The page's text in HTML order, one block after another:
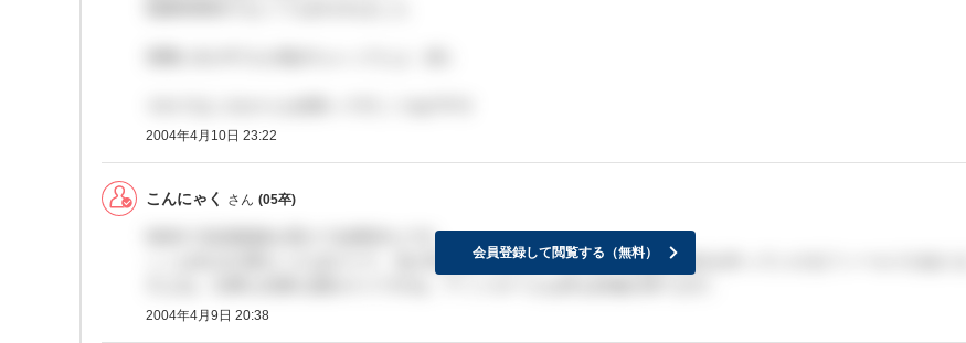
2004年4月10日 23:22
こんにゃく さん (05卒)
MMGで役員面接を受けて結果待ちです。
ここは生まれ変わったばかりで、先が見えないけれど、その分、私達が会社を作っていけるフィールドがありま
2004年4月9日 20:38
会員登録して閲覧する（無料）